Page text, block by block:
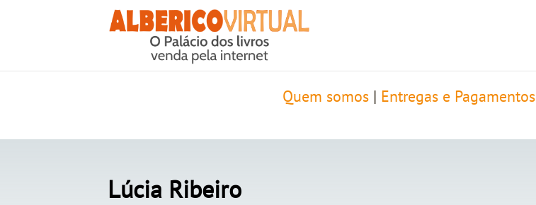
Quem somos Entregas e Pagamentos
Lúcia Ribeiro